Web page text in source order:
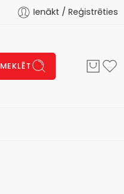
Ienākt / Reģistrēties
MEKLĒT